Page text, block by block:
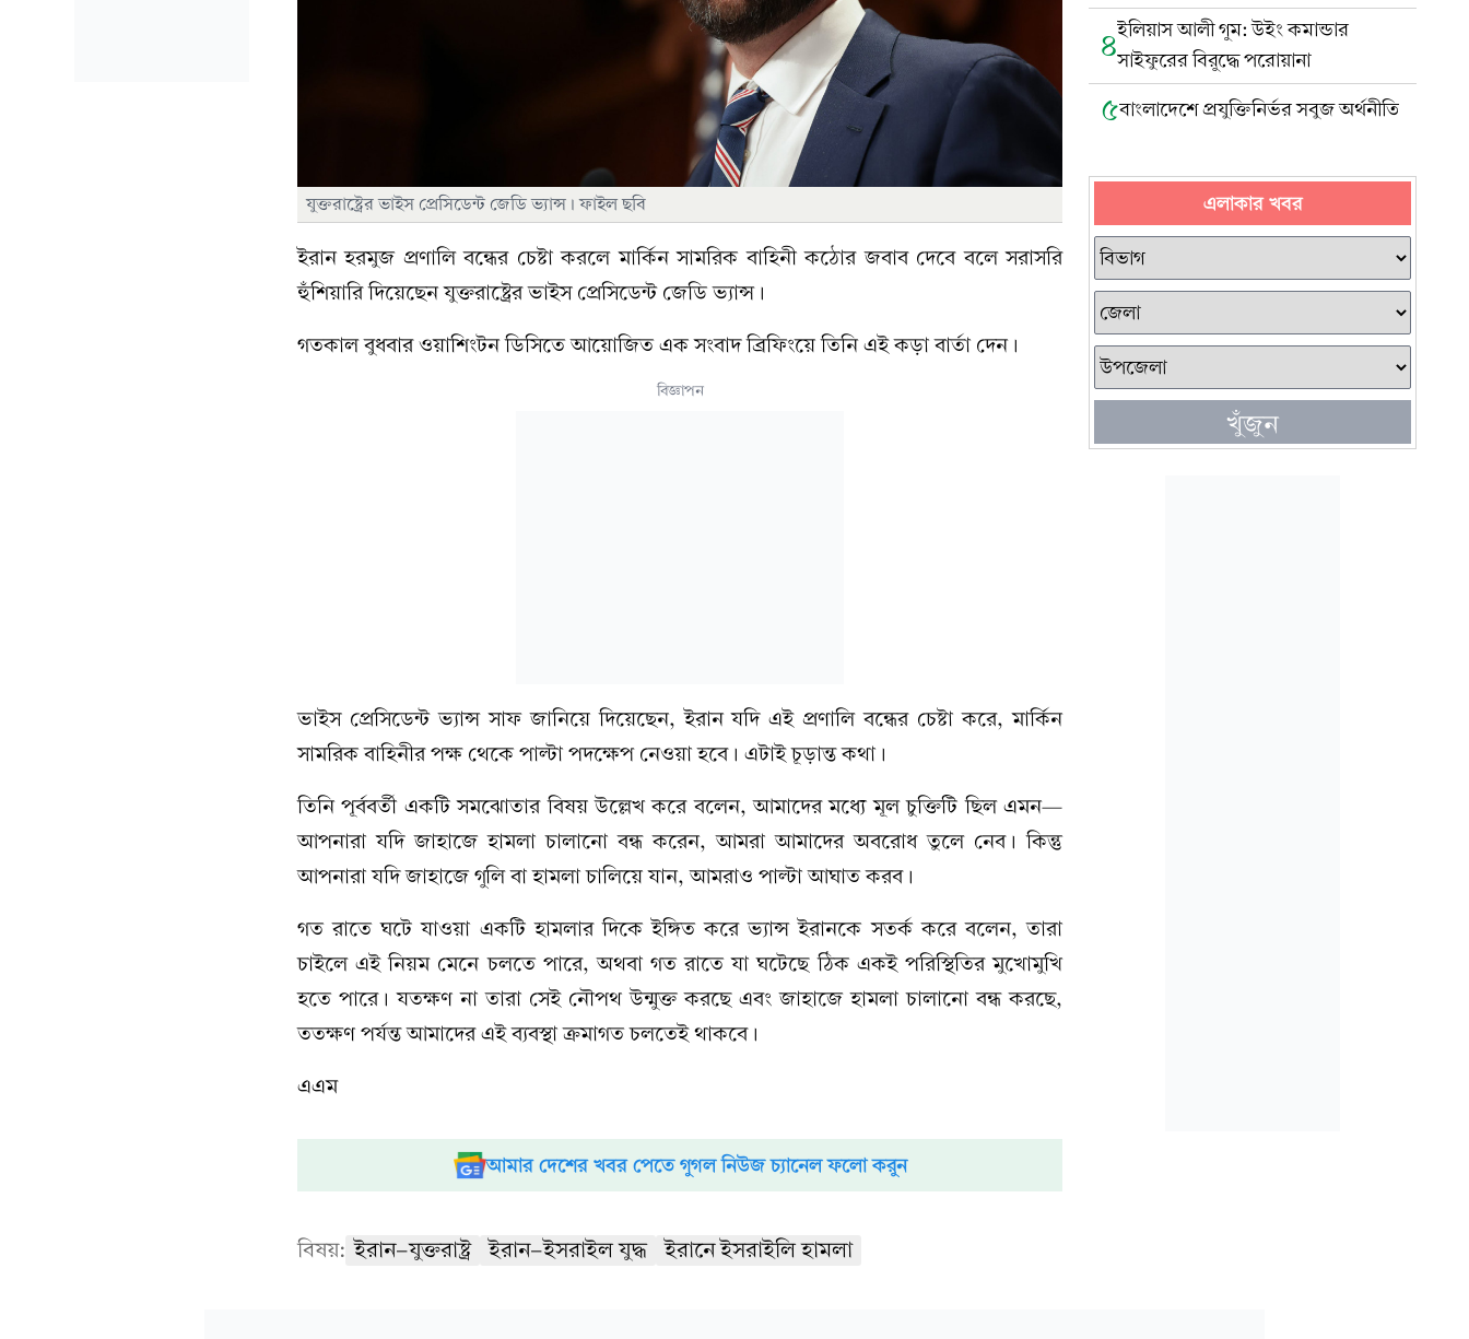
যুক্তরাষ্ট্রের ভাইস প্রেসিডেন্ট জেডি ভ্যান্স। ফাইল ছবি
ইরান হরমুজ প্রণালি বন্ধের চেষ্টা করলে মার্কিন সামরিক বাহিনী কঠোর জবাব দেবে বলে সরাসরি
হুঁশিয়ারি দিয়েছেন যুক্তরাষ্ট্রের ভাইস প্রেসিডেন্ট জেডি ভ্যান্স।
গতকাল বুধবার ওয়াশিংটন ডিসিতে আয়োজিত এক সংবাদ ব্রিফিংয়ে তিনি এই কড়া বার্তা দেন।
বিজ্ঞাপন
ভাইস প্রেসিডেন্ট ভ্যান্স সাফ জানিয়ে দিয়েছেন, ইরান যদি এই প্রণালি বন্ধের চেষ্টা করে, মার্কিন
সামরিক বাহিনীর পক্ষ থেকে পাল্টা পদক্ষেপ নেওয়া হবে। এটাই চূড়ান্ত কথা।
তিনি পূর্ববর্তী একটি সমঝোতার বিষয় উল্লেখ করে বলেন, আমাদের মধ্যে মূল চুক্তিটি ছিল এমন—
আপনারা যদি জাহাজে হামলা চালানো বন্ধ করেন, আমরা আমাদের অবরোধ তুলে নেব। কিন্তু
আপনারা যদি জাহাজে গুলি বা হামলা চালিয়ে যান, আমরাও পাল্টা আঘাত করব।
গত রাতে ঘটে যাওয়া একটি হামলার দিকে ইঙ্গিত করে ভ্যান্স ইরানকে সতর্ক করে বলেন, তারা
চাইলে এই নিয়ম মেনে চলতে পারে, অথবা গত রাতে যা ঘটেছে ঠিক একই পরিস্থিতির মুখোমুখি
হতে পারে। যতক্ষণ না তারা সেই নৌপথ উন্মুক্ত করছে এবং জাহাজে হামলা চালানো বন্ধ করছে,
ততক্ষণ পর্যন্ত আমাদের এই ব্যবস্থা ক্রমাগত চলতেই থাকবে।
এএম
আমার দেশের খবর পেতে গুগল নিউজ চ্যানেল ফলো করুন
বিষয়: ইরান-যুক্তরাষ্ট্র ইরান-ইসরাইল যুদ্ধ ইরানে ইসরাইলি হামলা
৪ইলিয়াস আলী গুম: উইং কমান্ডার
সাইফুরের বিরুদ্ধে পরোয়ানা
৫বাংলাদেশে প্রযুক্তিনির্ভর সবুজ অর্থনীতি
এলাকার খবর
খুঁজুন